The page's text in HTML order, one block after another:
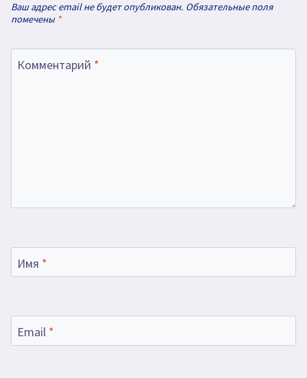
Ваш адрес email не будет опубликован. Обязательные поля
помечены *
Комментарий *
Имя *
Email *